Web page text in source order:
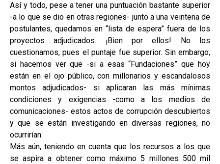
Así y todo, pese a tener una puntuación bastante superior
-a lo que se dio en otras regiones- junto a una veintena de
postulantes, quedamos en “lista de espera” fuera de los
proyectos adjudicados. ¡Bien por ellos! No los
cuestionamos, pues el puntaje fue superior. Sin embargo,
si hacemos ver que -si a esas “Fundaciones” que hoy
están en el ojo público, con millonarios y escandalosos
montos adjudicados- si aplicaran las más mínimas
condiciones y exigencias -como a los medios de
comunicaciones- estos actos de corrupción descubiertos
y que se están investigando en diversas regiones, no
ocurrirían.
Más aún, teniendo en cuenta que los recursos a los que
se aspira a obtener como máximo 5 millones 500 mil